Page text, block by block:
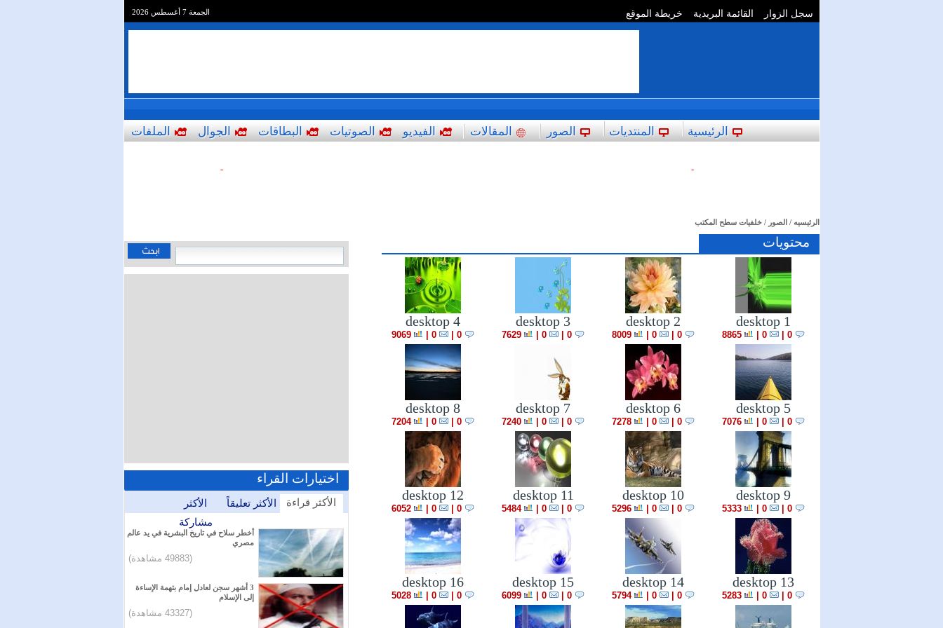
الجمعة 7 أغسطس 2026 سجل الزوار القائمة البريدية خريطة الموقع
الرئيسية المنتديات الصور المقالات الفيديو الصوتيات البطاقات الجوال الملفات
-
-
الرئيسيه / الصور / خلفيات سطح المكتب
محتويات
desktop 1
0
8865
desktop 2
0
8009
desktop 3
0
7629
desktop 4
0
9069
desktop 5
0
7076
desktop 6
0
7278
desktop 7
0
7240
desktop 8
0
7204
desktop 9
0
5333
desktop 10
0
5296
desktop 11
0
5484
desktop 12
0
6052
desktop 13
0
5283
desktop 14
0
5794
desktop 15
0
6099
desktop 16
0
5028
اختيارات القراء
الأكثر قراءة الأكثر تعليقاً
الأكثر
مشاركة
أخطر سلاح في تاريخ البشرية في يد عالم
مصري
(49883 مشاهدة)
3 أشهر سجن لعادل إمام بتهمة الإساءة
إلى الإسلام
(43327 مشاهدة)